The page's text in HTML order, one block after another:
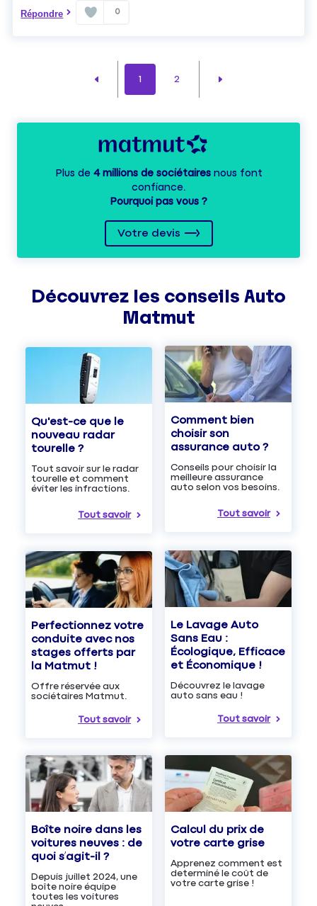
Répondre 0
1 2
Plus de 4 millions de sociétairesnous font
confiance.
Pourquoi pas vous ?
Votre devis
Découvrez les conseils Auto
Matmut
Qu'est-ce que le
nouveau radar
tourelle ?
Tout savoir sur le radar
tourelle et comment
éviter les infractions.
Tout savoir
Comment bien
choisir son
assurance auto ?
Conseils pour choisir la
meilleure assurance
auto selon vos besoins.
Tout savoir
Perfectionnez votre
conduite avec nos
stages offerts par
la Matmut !
Offre réservée aux
sociétaires Matmut.
Tout savoir
Le Lavage Auto
Sans Eau :
Écologique, Efficace
et Économique !
Découvrez le lavage
auto sans eau !
Tout savoir
Boîte noire dans les
voitures neuves : de
quoi s’agit-il ?
Depuis juillet 2024, une
boîte noire équipe
toutes les voitures
Calcul du prix de
votre carte grise
Apprenez comment est
determiné le coût de
votre carte grise !